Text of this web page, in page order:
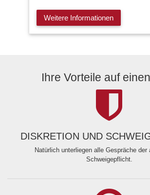
Weitere Informationen
Ihre Vorteile auf
DISKRETION UND
Natürlich unterliegen alle Gespräche der
Schweigepflicht.